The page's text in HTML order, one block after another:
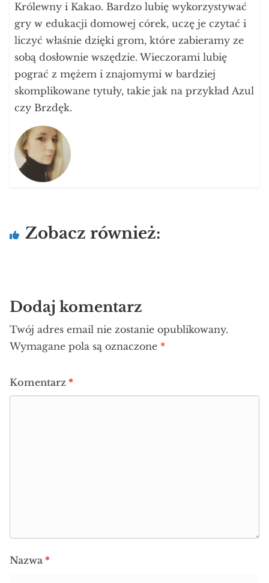
Królewny i Kakao. Bardzo lubię wykorzystywać
gry w edukacji domowej córek, uczę je czytać i
liczyć właśnie dzięki grom, które zabieramy ze
sobą dosłownie wszędzie. Wieczorami lubię
pograć z mężem i znajomymi w bardziej
skomplikowane tytuły, takie jak na przykład Azul
czy Brzdęk.
Zobacz również:
Dodaj komentarz
Twój adres email nie zostanie opublikowany.
Wymagane pola są oznaczone *
Komentarz *
Nazwa *